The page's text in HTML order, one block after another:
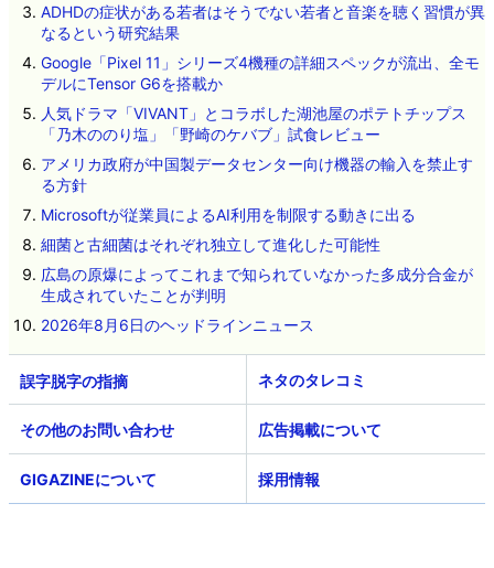
ADHDの症状がある若者はそうでない若者と音楽を聴く習慣が異
なるという研究結果
Google「Pixel 11」シリーズ4機種の詳細スペックが流出、全モ
デルにTensor G6を搭載か
人気ドラマ「VIVANT」とコラボした湖池屋のポテトチップス
「乃木ののり塩」「野崎のケバブ」試食レビュー
アメリカ政府が中国製データセンター向け機器の輸入を禁止す
る方針
Microsoftが従業員によるAI利用を制限する動きに出る
細菌と古細菌はそれぞれ独立して進化した可能性
広島の原爆によってこれまで知られていなかった多成分合金が
生成されていたことが判明
2026年8月6日のヘッドラインニュース
ネタのタレコミ
その他のお問い合わせ 広告掲載について
GIGAZINEについて 採用情報